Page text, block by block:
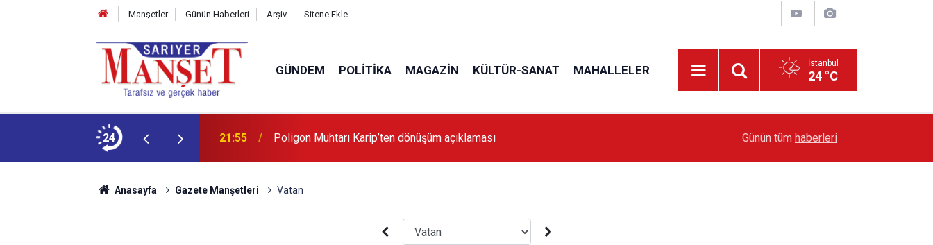
Manşetler Günün Haberleri Arşiv Sitene Ekle
GÜNDEM POLITIKA MAGAZIN KÜLTÜR-SANAT MAHALLELER İstanbul
24 °C
24 21:55 Poligon Muhtarı Karip’ten dönüşüm açıklaması 'Poligon'da İstanbul'a örnek proje
Günün tüm haberleri
Anasayfa Gazete Manşetleri Vatan